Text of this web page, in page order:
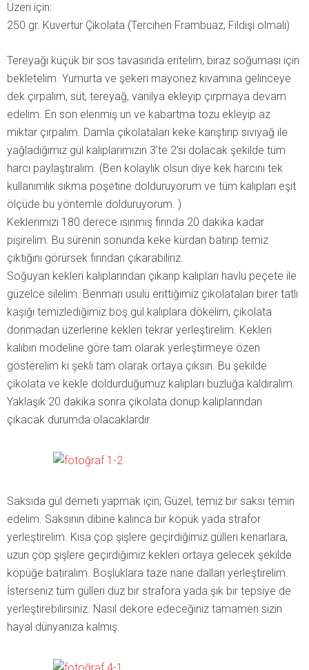
Üzeri için:
250 gr. Kuvertur Çikolata (Tercihen Frambuaz, Fildişi olmalı)
Tereyağı küçük bir sos tavasında eritelim, biraz soğuması için
bekletelim. Yumurta ve şekeri mayonez kıvamına gelinceye
dek çırpalım, süt, tereyağ, vanilya ekleyip çırpmaya devam
edelim. En son elenmiş un ve kabartma tozu ekleyip az
miktar çırpalım. Damla çikolataları keke karıştırıp sıvıyağ ile
yağladığımız gül kalıplarımızın 3’te 2’si dolacak şekilde tüm
harcı paylaştıralım. (Ben kolaylık olsun diye kek harcını tek
kullanımlık sıkma poşetine dolduruyorum ve tüm kalıpları eşit
ölçüde bu yöntemle dolduruyorum. )
Keklerimizi 180 derece ısınmış fırında 20 dakika kadar
pişirelim. Bu sürenin sonunda keke kürdan batırıp temiz
çıktığını görürsek fırından çıkarabiliriz.
Soğuyan kekleri kalıplarından çıkarıp kalıpları havlu peçete ile
güzelce silelim. Benmari usulü erittiğimiz çikolataları birer tatlı
kaşığı temizlediğimiz boş gül kalıplara dökelim, çikolata
donmadan üzerlerine kekleri tekrar yerleştirelim. Kekleri
kalıbın modeline göre tam olarak yerleştirmeye özen
gösterelim ki şekli tam olarak ortaya çıksın. Bu şekilde
çikolata ve kekle doldurduğumuz kalıpları buzluğa kaldıralım.
Yaklaşık 20 dakika sonra çikolata donup kalıplarından
çıkacak durumda olacaklardır.
Saksıda gül demeti yapmak için; Güzel, temiz bir saksı temin
edelim. Saksının dibine kalınca bir köpük yada strafor
yerleştirelim. Kısa çöp şişlere geçirdiğimiz gülleri kenarlara,
uzun çöp şişlere geçirdiğimiz kekleri ortaya gelecek şekilde
köpüğe batıralım. Boşluklara taze nane dalları yerleştirelim.
İsterseniz tüm gülleri düz bir strafora yada şık bir tepsiye de
yerleştirebilirsiniz. Nasıl dekore edeceğiniz tamamen sizin
hayal dünyanıza kalmış.